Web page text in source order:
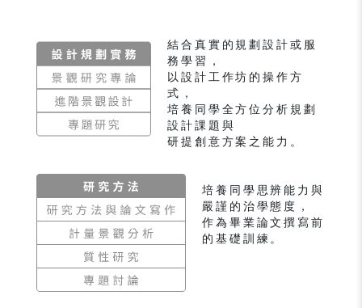
結合真實的規劃設計或服
務學習，
以設計工作坊的操作方
式，
培養同學全方位分析規劃
設計課題與
研提創意方案之能力。
培養同學思辨能力與
嚴謹的治學態度，
作為畢業論文撰寫前
的基礎訓練。